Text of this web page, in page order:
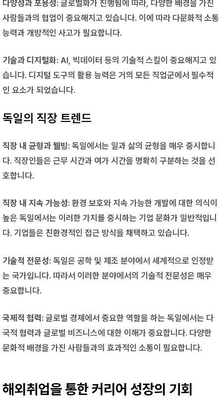
다양성과 포용성: 글로벌화가 진행됨에 따라, 다양한 배경을 가진
사람들과의 협업이 중요해지고 있습니다. 이에 따라 다문화적 소통
능력과 개방적인 사고가 필요합니다.
기술과 디지털화: AI, 빅데이터 등의 기술적 스킬이 중요해지고 있
습니다. 디지털 도구의 활용 능력은 거의 모든 직업군에서 필수적
인 요소가 되었습니다.
독일의 직장 트렌드
직장 내 균형과 웰빙: 독일에서는 일과 삶의 균형을 매우 중시합니
다. 직장인들은 근무 시간과 여가 시간을 명확히 구분하는 것을 선
호합니다.
직장 내 지속 가능성: 환경 보호와 지속 가능한 개발에 대한 의식이
높은 독일에서는 이러한 가치를 중시하는 기업 문화가 일반적입니
다. 기업들은 친환경적인 접근 방식을 채택하고 있습니다.
기술적 전문성: 독일은 공학 및 제조 분야에서 세계적으로 인정받
는 국가입니다. 따라서 이러한 분야에서의 기술적 전문성은 매우
중요합니다.
국제적 협력: 글로벌 경제에서 중요한 역할을 하는 독일에서는 다
국적 협력과 글로벌 비즈니스에 대한 이해가 중요합니다. 다양한
문화적 배경을 가진 사람들과의 효과적인 소통이 필요합니다.
해외취업을 통한 커리어 성장의 기회